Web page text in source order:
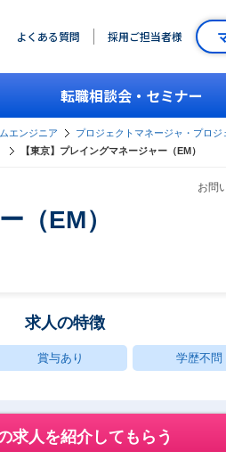
よくある質問 採用ご担当者様
転職相談会・セミナー
エンジニア
プロジェクトマネージャ・プロジ
【東京】プレイングマネージャー（EM）
お問
（EM）
求人の特徴
賞与あり 学歴不問
求人を紹介してもらう